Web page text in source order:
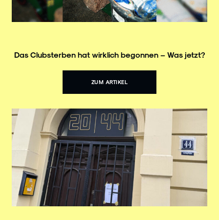
Das Clubsterben hat wirklich begonnen – Was jetzt?
ZUM ARTIKEL